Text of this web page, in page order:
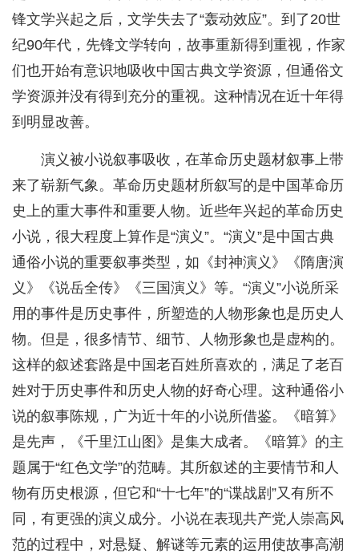
锋文学兴起之后，文学失去了“轰动效应”。到了20世
纪90年代，先锋文学转向，故事重新得到重视，作家
们也开始有意识地吸收中国古典文学资源，但通俗文
学资源并没有得到充分的重视。这种情况在近十年得
到明显改善。
演义被小说叙事吸收，在革命历史题材叙事上带
来了崭新气象。革命历史题材所叙写的是中国革命历
史上的重大事件和重要人物。近些年兴起的革命历史
小说，很大程度上算作是“演义”。“演义”是中国古典
通俗小说的重要叙事类型，如《封神演义》《隋唐演
义》《说岳全传》《三国演义》等。“演义”小说所采
用的事件是历史事件，所塑造的人物形象也是历史人
物。但是，很多情节、细节、人物形象也是虚构的。
这样的叙述套路是中国老百姓所喜欢的，满足了老百
姓对于历史事件和历史人物的好奇心理。这种通俗小
说的叙事陈规，广为近十年的小说所借鉴。《暗算》
是先声，《千里江山图》是集大成者。《暗算》的主
题属于“红色文学”的范畴。其所叙述的主要情节和人
物有历史根源，但它和“十七年”的“谍战剧”又有所不
同，有更强的演义成分。小说在表现共产党人崇高风
范的过程中，对悬疑、解谜等元素的运用使故事高潮